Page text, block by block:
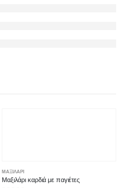
ΜΑΞΙΛΆΡΙ
Μαξιλάρι καρδιά με παγιέτες